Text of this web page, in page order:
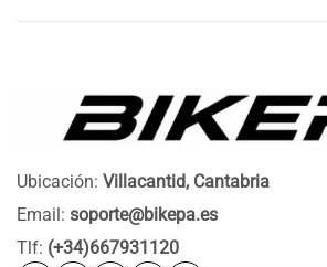
Ubicación: Villacantid, Cantabria
Email: soporte@bikepa.es
Tlf: (+34)667931120